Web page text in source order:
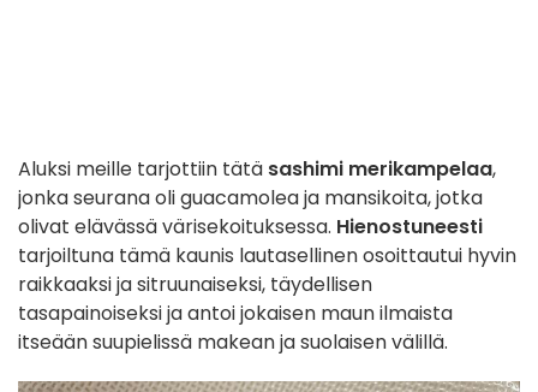
Aluksi meille tarjottiin tätä sashimi merikampelaa,
jonka seurana oli guacamolea ja mansikoita, jotka
olivat elävässä värisekoituksessa. Hienostuneesti
tarjoiltuna tämä kaunis lautasellinen osoittautui hyvin
raikkaaksi ja sitruunaiseksi, täydellisen
tasapainoiseksi ja antoi jokaisen maun ilmaista
itseään suupielissä makean ja suolaisen välillä.